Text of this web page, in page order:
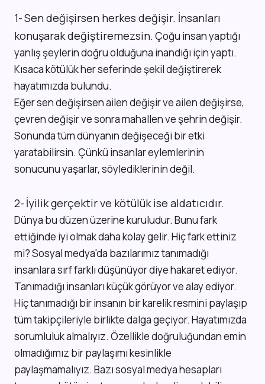
1-Sen değişirsen herkes değişir. İnsanları
konuşarak değiştiremezsin. Çoğu insan yaptığı
yanlış şeylerin doğru olduğuna inandığı için yaptı.
Kısaca kötülük her seferinde şekil değiştirerek
hayatımızda bulundu.
Eğer sen değişirsen ailen değişir ve ailen değişirse,
çevren değişir ve sonra mahallen ve şehrin değişir.
Sonunda tüm dünyanın değişeceği bir etki
yaratabilirsin. Çünkü insanlar eylemlerinin
sonucunu yaşarlar, söylediklerinin değil.
2- İyilik gerçektir ve kötülük ise aldatıcıdır.
Dünya bu düzen üzerine kuruludur. Bunu fark
ettiğinde iyi olmak daha kolay gelir. Hiç fark ettiniz
mi? Sosyal medya'da bazılarımız tanımadığı
insanlara sırf farklı düşünüyor diye hakaret ediyor.
Tanımadığı insanları küçük görüyor ve alay ediyor.
Hiç tanımadığı bir insanın bir karelik resmini paylaşıp
tüm takipçileriyle birlikte dalga geçiyor. Hayatımızda
sorumluluk almalıyız. Özellikle doğruluğundan emin
olmadığımız bir paylaşımı kesinlikle
paylaşmamalıyız. Bazı sosyal medya hesapları